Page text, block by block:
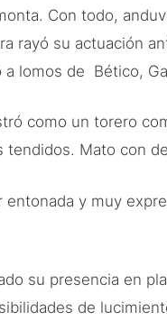
Con todo,
rayó su actuación
lomos de Bético,
como un torero
Mato con
y muy
su presencia en
de